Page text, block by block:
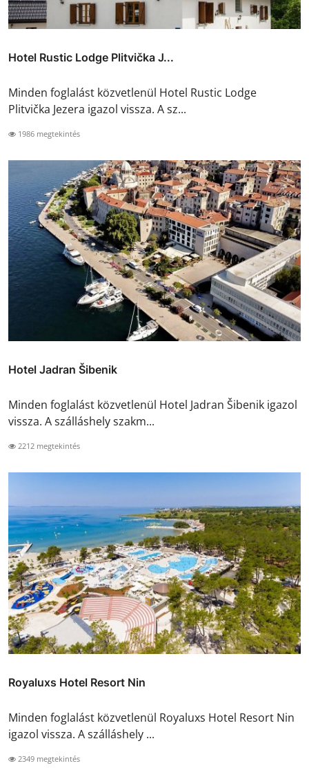
Hotel Rustic Lodge Plitvička J...
Minden foglalást közvetlenül Hotel Rustic Lodge
Plitvička Jezera igazol vissza. A sz...
1986 megtekintés
Hotel Jadran Šibenik
Minden foglalást közvetlenül Hotel Jadran Šibenik igazol
vissza. A szálláshely szakm...
2212 megtekintés
Royaluxs Hotel Resort Nin
Minden foglalást közvetlenül Royaluxs Hotel Resort Nin
igazol vissza. A szálláshely ...
2349 megtekintés